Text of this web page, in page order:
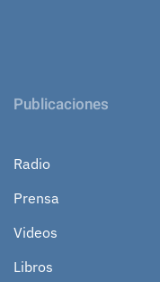
Publicaciones
Radio
Prensa
Videos
Libros